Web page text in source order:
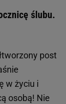
ślubu.
post
w życiu i
osobą! Nie